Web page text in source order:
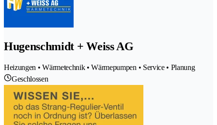
Hugenschmidt + Weiss AG
Heizungen • Wärmetechnik • Wärmepumpen • Service • Planung
Geschlossen